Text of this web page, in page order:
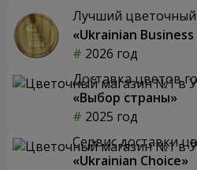
Лучший цветочный
«Ukrainian
2026 год
Доставка цветов
«Выбор страны»
2025 год
Сервис доставки
«Ukrainian Choice»